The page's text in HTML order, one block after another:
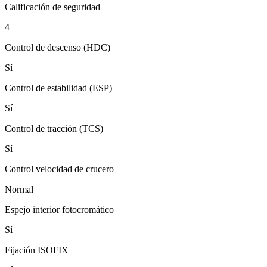
Calificación de seguridad
4
Control de descenso (HDC)
Sí
Control de estabilidad (ESP)
Sí
Control de tracción (TCS)
Sí
Control velocidad de crucero
Normal
Espejo interior fotocromático
Sí
Fijación ISOFIX